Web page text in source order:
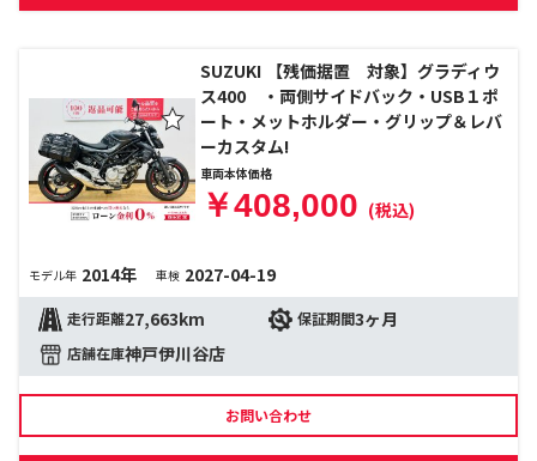
SUZUKI 【残価据置 対象】グラディウ
ス400 ・両側サイドバック・USB１ポ
ート・メットホルダー・グリップ＆レバ
ーカスタム!
車両本体価格
￥408,000 (税込)
モデル年 2014年 車検 2027-04-19
走行距離27,663km 保証期間3ヶ月
店舗在庫神戸伊川谷店
お問い合わせ